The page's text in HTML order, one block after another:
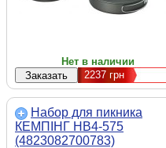
Нет в наличии
2237 грн
Набор для пикника
КЕМПІНГ HB4-575
(4823082700783)